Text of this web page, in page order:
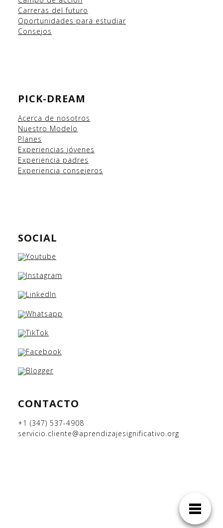
Carreras del futuro
Oportunidades para estudiar
Consejos
PICK-DREAM
Acerca de nosotros
Nuestro Modelo
Planes
Experiencias jóvenes
Experiencia padres
Experiencia consejeros
SOCIAL
CONTACTO
+1 (347) 537-4908
servicio.cliente@aprendizajesignificativo.org